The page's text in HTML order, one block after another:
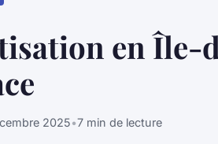
en Île-
2025•7 min de lecture